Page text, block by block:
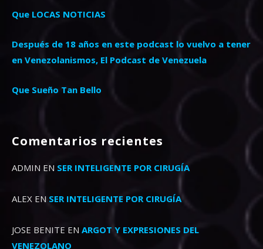
Que LOCAS NOTICIAS
Después de 18 años en este podcast lo vuelvo a tener
en Venezolanismos, El Podcast de Venezuela
Que Sueño Tan Bello
Comentarios recientes
ADMIN EN SER INTELIGENTE POR CIRUGÍA
ALEX EN SER INTELIGENTE POR CIRUGÍA
JOSE BENITE EN ARGOT Y EXPRESIONES DEL
VENEZOLANO